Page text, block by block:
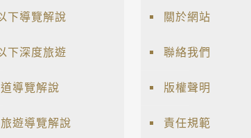
下導覽解說
下深度旅遊
導覽解說
遊導覽解說
關於網站
聯絡我們
版權聲明
責任規範